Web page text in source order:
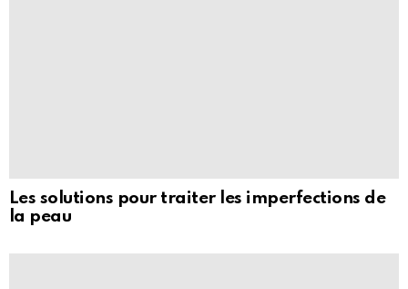
Les solutions pour traiter les imperfections de
la peau